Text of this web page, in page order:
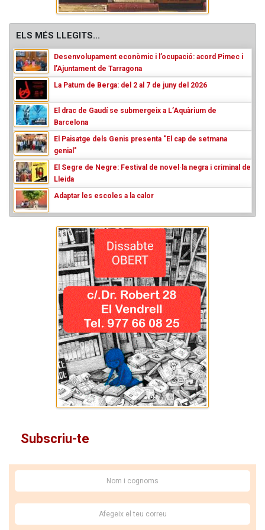
ELS MÉS LLEGITS...
Desenvolupament econòmic i l’ocupació: acord Pimec i
l’Ajuntament de Tarragona
La Patum de Berga: del 2 al 7 de juny del 2026
El drac de Gaudí se submergeix a L’Aquàrium de
Barcelona
El Paisatge dels Genis presenta "El cap de setmana
genial"
El Segre de Negre: Festival de novel·la negra i criminal de
Lleida
Adaptar les escoles a la calor
Subscriu-te